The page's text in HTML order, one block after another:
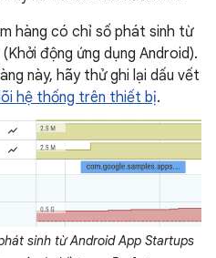
hàng có chỉ số phát sinh từ
động ứng dụng Android).
này, hãy thử ghi lại dấu vết
hệ thống trên thiết bị.
sinh từ Android App Startups